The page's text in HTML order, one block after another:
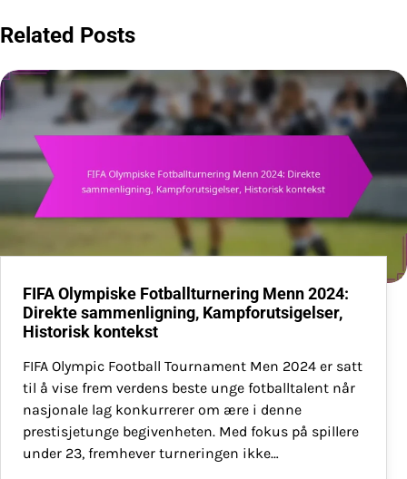
Related Posts
FIFA Olympiske Fotballturnering Menn 2024:
Direkte sammenligning, Kampforutsigelser,
Historisk kontekst
FIFA Olympic Football Tournament Men 2024 er satt
til å vise frem verdens beste unge fotballtalent når
nasjonale lag konkurrerer om ære i denne
prestisjetunge begivenheten. Med fokus på spillere
under 23, fremhever turneringen ikke…